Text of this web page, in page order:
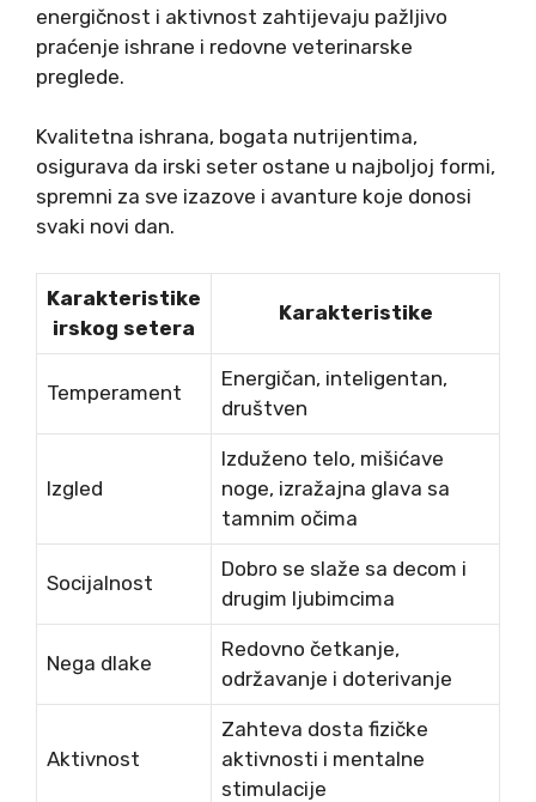
energičnost i aktivnost zahtijevaju pažljivo
praćenje ishrane i redovne veterinarske
preglede.
Kvalitetna ishrana, bogata nutrijentima,
osigurava da irski seter ostane u najboljoj formi,
spremni za sve izazove i avanture koje donosi
svaki novi dan.
Karakteristike
irskog setera
Karakteristike
Temperament
Energičan, inteligentan,
društven
Izgled
Izduženo telo, mišićave
noge, izražajna glava sa
tamnim očima
Socijalnost
Dobro se slaže sa decom i
drugim ljubimcima
Nega dlake
Redovno četkanje,
održavanje i doterivanje
Aktivnost
Zahteva dosta fizičke
aktivnosti i mentalne
stimulacije